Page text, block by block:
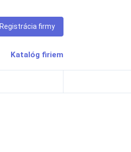
Registrácia firmy
Katalóg firiem